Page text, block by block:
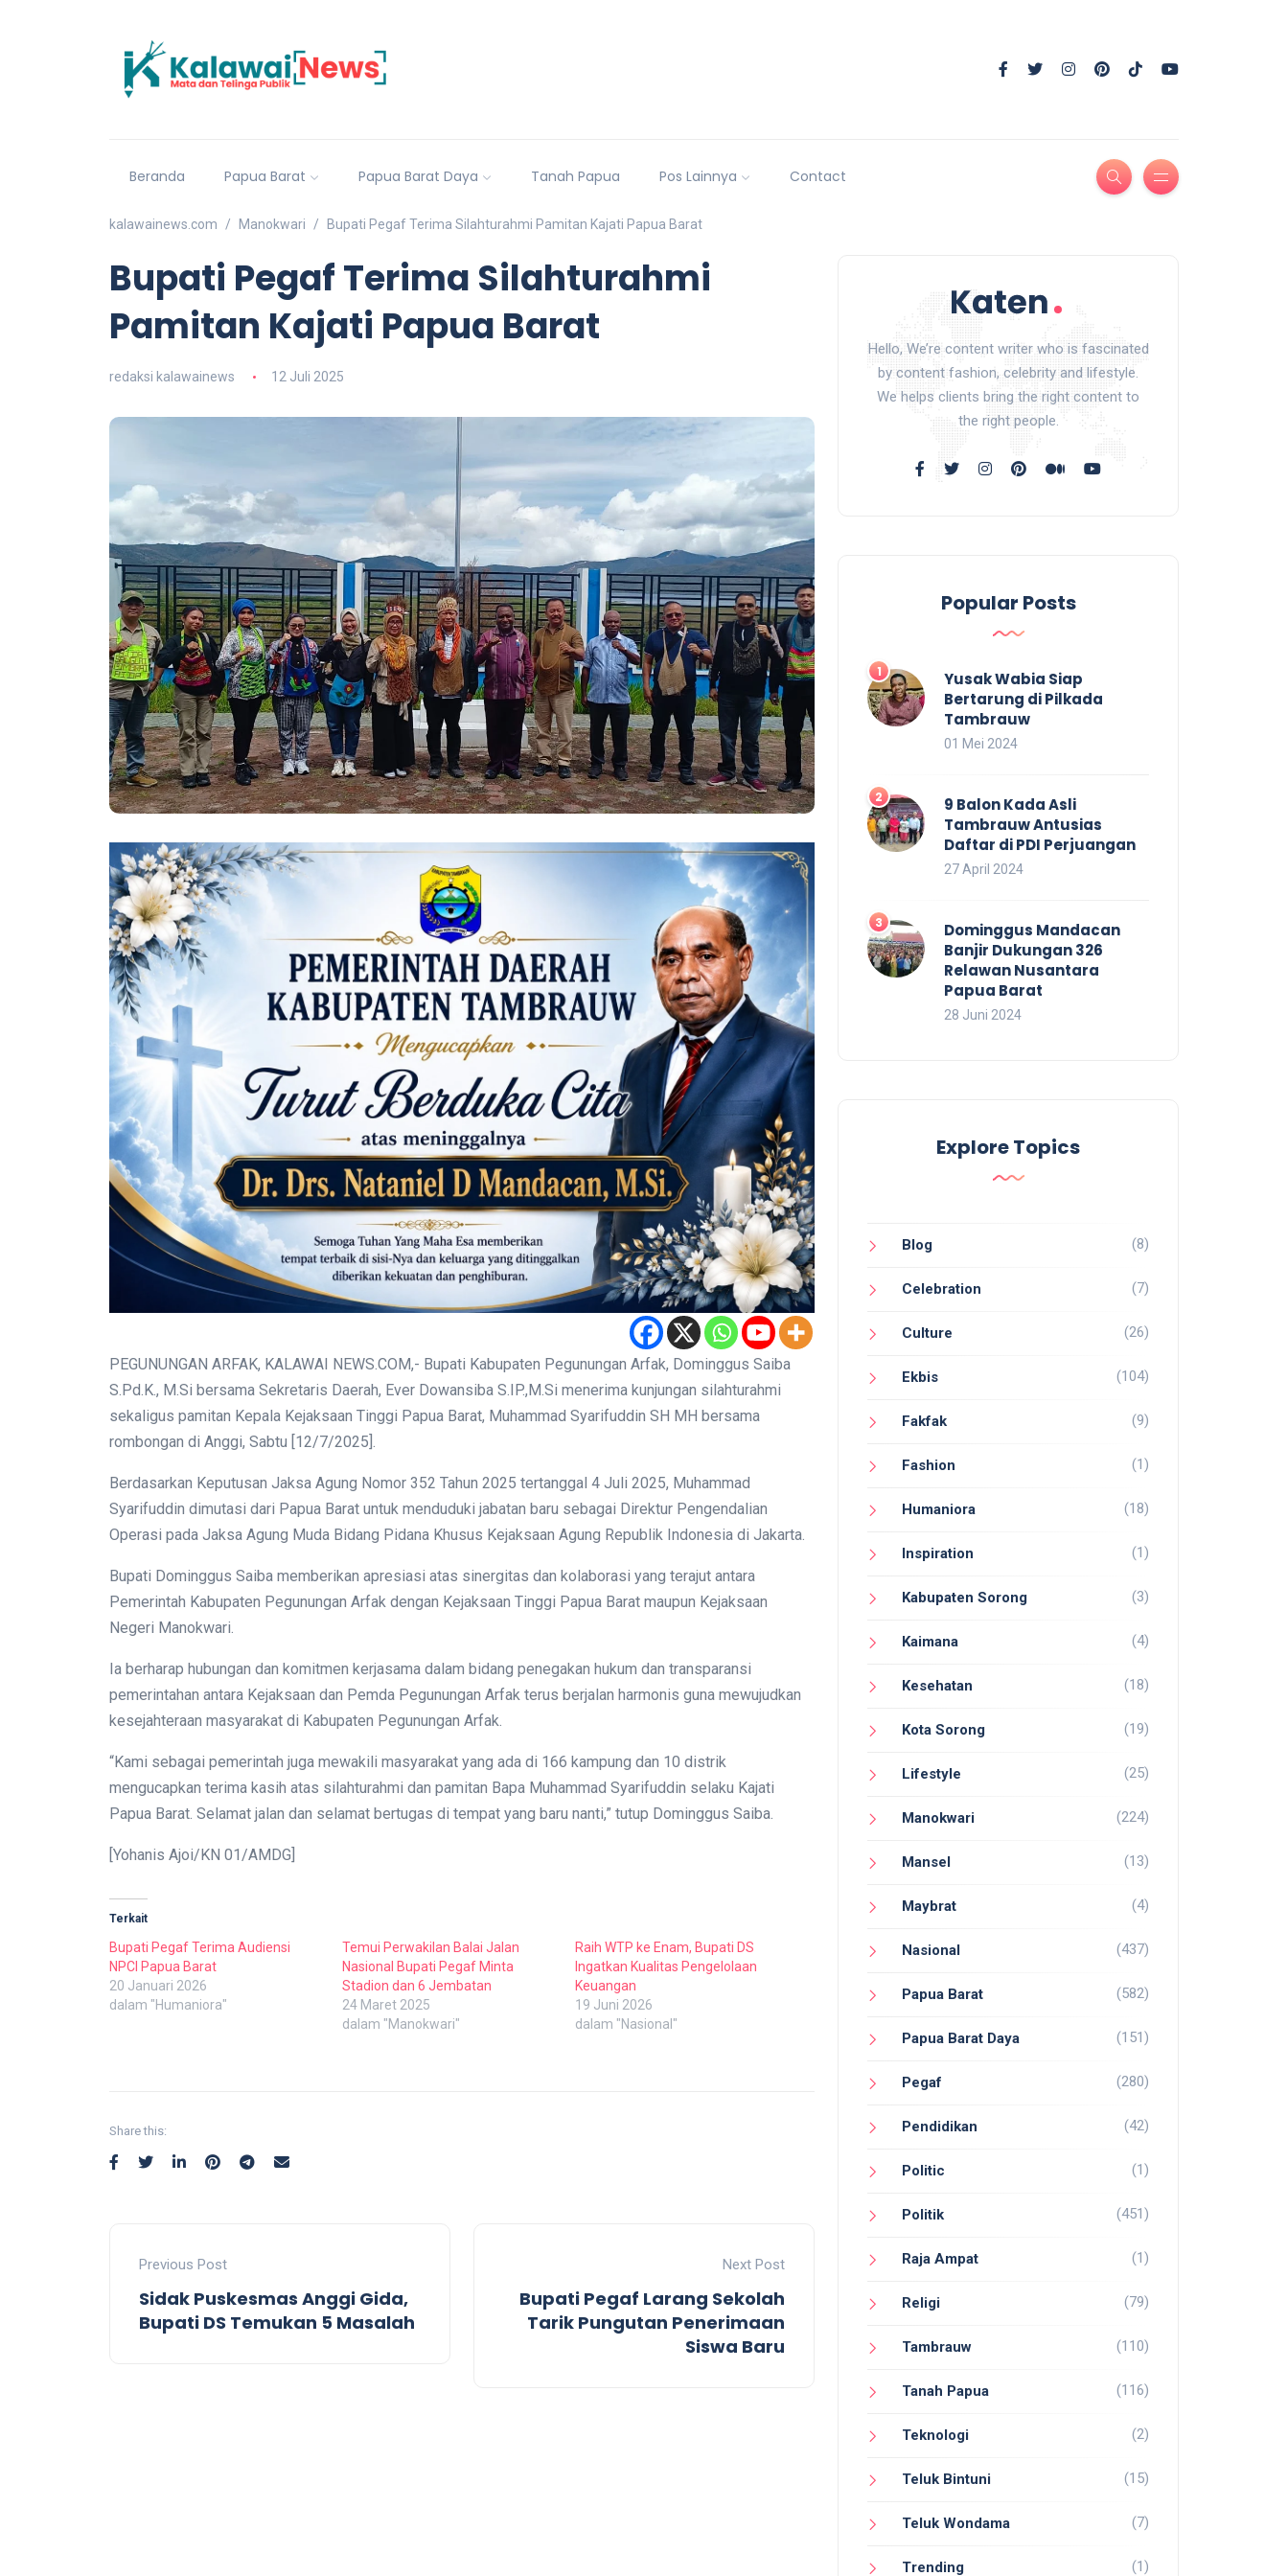
Beranda Papua Barat Papua Barat Daya Tanah Papua Pos Lainnya Contact
kalawainews.com Manokwari Bupati Pegaf Terima Silahturahmi Pamitan Kajati Papua Barat
Bupati Pegaf Terima Silahturahmi
Pamitan Kajati Papua Barat
redaksi kalawainews 12 Juli 2025
PEGUNUNGAN ARFAK, KALAWAI NEWS.COM,- Bupati Kabupaten Pegunungan Arfak, Dominggus Saiba
S.Pd.K., M.Si bersama Sekretaris Daerah, Ever Dowansiba S.IP.,M.Si menerima kunjungan silahturahmi
sekaligus pamitan Kepala Kejaksaan Tinggi Papua Barat, Muhammad Syarifuddin SH MH bersama
rombongan di Anggi, Sabtu [12/7/2025].
Berdasarkan Keputusan Jaksa Agung Nomor 352 Tahun 2025 tertanggal 4 Juli 2025, Muhammad
Syarifuddin dimutasi dari Papua Barat untuk menduduki jabatan baru sebagai Direktur Pengendalian
Operasi pada Jaksa Agung Muda Bidang Pidana Khusus Kejaksaan Agung Republik Indonesia di Jakarta.
Bupati Dominggus Saiba memberikan apresiasi atas sinergitas dan kolaborasi yang terajut antara
Pemerintah Kabupaten Pegunungan Arfak dengan Kejaksaan Tinggi Papua Barat maupun Kejaksaan
Negeri Manokwari.
Ia berharap hubungan dan komitmen kerjasama dalam bidang penegakan hukum dan transparansi
pemerintahan antara Kejaksaan dan Pemda Pegunungan Arfak terus berjalan harmonis guna mewujudkan
kesejahteraan masyarakat di Kabupaten Pegunungan Arfak.
“Kami sebagai pemerintah juga mewakili masyarakat yang ada di 166 kampung dan 10 distrik
mengucapkan terima kasih atas silahturahmi dan pamitan Bapa Muhammad Syarifuddin selaku Kajati
Papua Barat. Selamat jalan dan selamat bertugas di tempat yang baru nanti,” tutup Dominggus Saiba.
[Yohanis Ajoi/KN 01/AMDG]
Terkait
Bupati Pegaf Terima Audiensi
NPCI Papua Barat
20 Januari 2026
dalam "Humaniora"
Temui Perwakilan Balai Jalan
Nasional Bupati Pegaf Minta
Stadion dan 6 Jembatan
24 Maret 2025
dalam "Manokwari"
Raih WTP ke Enam, Bupati DS
Ingatkan Kualitas Pengelolaan
Keuangan
19 Juni 2026
dalam "Nasional"
Share this:
Previous Post
Sidak Puskesmas Anggi Gida,
Bupati DS Temukan 5 Masalah
Next Post
Bupati Pegaf Larang Sekolah
Tarik Pungutan Penerimaan
Siswa Baru
Hello, We’re content writer who is fascinated
by content fashion, celebrity and lifestyle.
We helps clients bring the right content to
the right people.
Popular Posts
Yusak Wabia Siap
Bertarung di Pilkada
Tambrauw
01 Mei 2024
9 Balon Kada Asli
Tambrauw Antusias
Daftar di PDI Perjuangan
27 April 2024
Dominggus Mandacan
Banjir Dukungan 326
Relawan Nusantara
Papua Barat
28 Juni 2024
Explore Topics
Blog (8)
Celebration (7)
Culture (26)
Ekbis (104)
Fakfak (9)
Fashion (1)
Humaniora (18)
Inspiration (1)
Kabupaten Sorong (3)
Kaimana (4)
Kesehatan (18)
Kota Sorong (19)
Lifestyle (25)
Manokwari (224)
Mansel (13)
Maybrat (4)
Nasional (437)
Papua Barat (582)
Papua Barat Daya (151)
Pegaf (280)
Pendidikan (42)
Politic (1)
Politik (451)
Raja Ampat (1)
Religi (79)
Tambrauw (110)
Tanah Papua (116)
Teknologi (2)
Teluk Bintuni (15)
Teluk Wondama (7)
Trending (1)